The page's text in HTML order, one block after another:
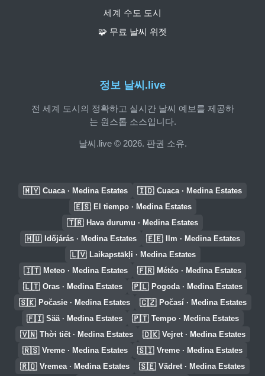
정보 날씨.live
전 세계 도시의 정확하고 실시간 날씨 예보를 제공하
는 원스톱 소스입니다.
날씨.live © 2026. 판권 소유.
세계 수도 도시
🧩 무료 날씨 위젯
🇲🇾 Cuaca · Medina Estates 🇮🇩 Cuaca · Medina Estates
🇪🇸 El tiempo · Medina Estates
🇹🇷 Hava durumu · Medina Estates
🇭🇺 Időjárás · Medina Estates 🇪🇪 Ilm · Medina Estates
🇱🇻 Laikapstākļi · Medina Estates
🇮🇹 Meteo · Medina Estates 🇫🇷 Météo · Medina Estates
🇱🇹 Oras · Medina Estates 🇵🇱 Pogoda · Medina Estates
🇸🇰 Počasie · Medina Estates 🇨🇿 Počasí · Medina Estates
🇫🇮 Sää · Medina Estates 🇵🇹 Tempo · Medina Estates
🇻🇳 Thời tiết · Medina Estates 🇩🇰 Vejret · Medina Estates
🇷🇸 Vreme · Medina Estates 🇸🇮 Vreme · Medina Estates
🇷🇴 Vremea · Medina Estates 🇸🇪 Vädret · Medina Estates